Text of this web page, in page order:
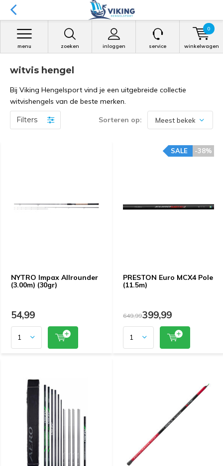
zoeken inloggen
menu service winkelwagen
0
witvis hengel
Bij Viking Hengelsport vind je een uitgebreide collectie
witvishengels van de beste merken.
Filters Sorteren op:
NYTRO Impax Allrounder
(3.00m) (30gr)
54,99
PRESTON Euro MCX4 Pole
(11.5m)
-38%
SALE
649,99399,99